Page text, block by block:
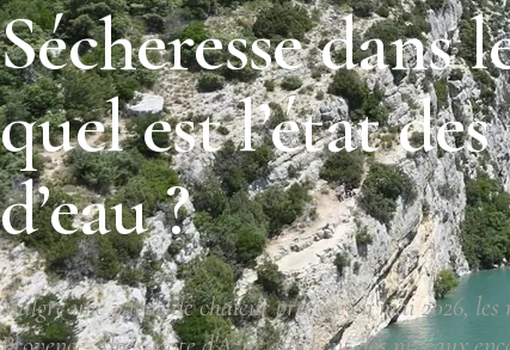
Sécheresse dans
quel est l’état
d’eau ?
Malgré une vague de chaleur précoce en mai 2026, les